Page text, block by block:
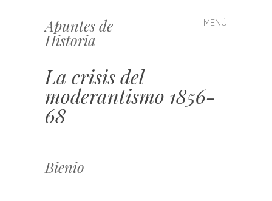
Apuntes de
Historia
MENÚ
Saltar
al
La crisis del
moderantismo 1856-
68
Bienio